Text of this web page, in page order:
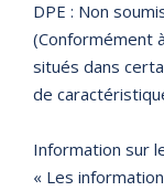
DPE : Non
(Conformément
situés dans
de
Information sur
« Les